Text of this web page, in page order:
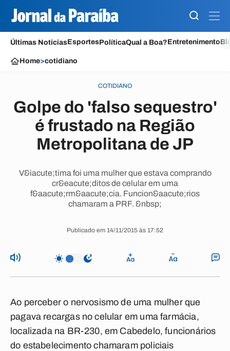
Últimas NotíciasEsportesPolíticaQual a Boa?Entretenimento
Home>cotidiano
COTIDIANO
Golpe do 'falso sequestro'
é frustado na Região
Metropolitana de JP
V&iacute;tima foi uma mulher que estava comprando
cr&eacute;ditos de celular em uma
f&aacute;rm&aacute;cia. Funcion&aacute;rios
chamaram a PRF. &nbsp;
Publicado em 14/11/2015 às 17:52
Ao perceber o nervosismo de uma mulher que
pagava recargas no celular em uma farmácia,
localizada na BR-230, em Cabedelo, funcionários
do estabelecimento chamaram policiais